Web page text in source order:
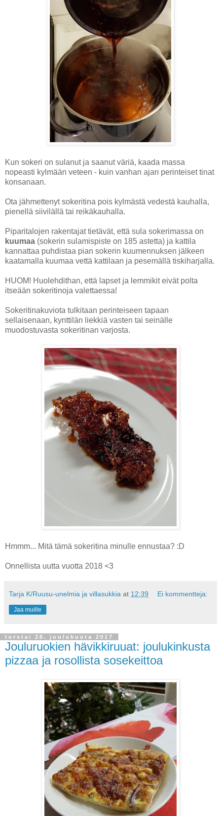
Kun sokeri on sulanut ja saanut väriä, kaada massa
nopeasti kylmään veteen - kuin vanhan ajan perinteiset tinat
konsanaan.
Ota jähmettenyt sokeritina pois kylmästä vedestä kauhalla,
pienellä siivilällä tai reikäkauhalla.
Piparitalojen rakentajat tietävät, että sula sokerimassa on
kuumaa (sokerin sulamispiste on 185 astetta) ja kattila
kannattaa puhdistaa pian sokerin kuumennuksen jälkeen
kaatamalla kuumaa vettä kattilaan ja pesemällä tiskiharjalla.
HUOM! Huolehdithan, että lapset ja lemmikit eivät polta
itseään sokeritinoja valettaessa!
Sokeritinakuviota tulkitaan perinteiseen tapaan
sellaisenaan, kynttilän liekkiä vasten tai seinälle
muodostuvasta sokeritinan varjosta.
Hmmm... Mitä tämä sokeritina minulle ennustaa? :D
Onnellista uutta vuotta 2018 <3
Tarja K/Ruusu-unelmia ja villasukkia at 12:39 Ei kommentteja:
Jaa muille
torstai 28. joulukuuta 2017
Jouluruokien hävikkiruuat: joulukinkusta
pizzaa ja rosollista sosekeittoa